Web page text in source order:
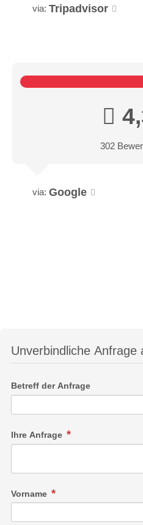
via: Tripadvisor
302
via: Google
Unverbindliche Anfrage
Betreff der Anfrage
Ihre Anfrage
Vorname